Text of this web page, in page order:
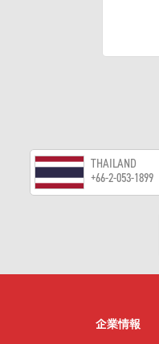
THAILAND
+66-2-053-1899
企業情報